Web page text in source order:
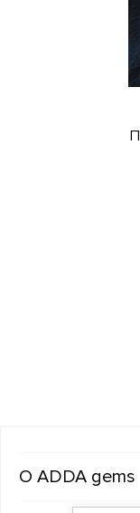
Подвеска на шнуре
ADDA gems